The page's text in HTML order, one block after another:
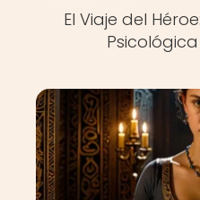
El Viaje del